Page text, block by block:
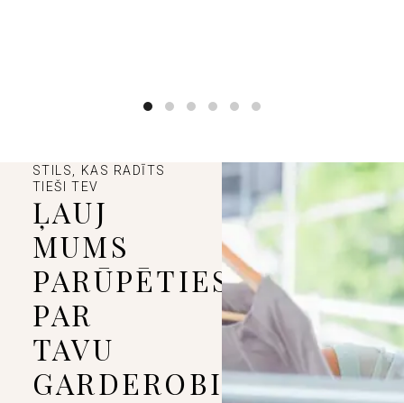
STILS, KAS RADĪTS
TIEŠI TEV
ĻAUJ
MUMS
PARŪPĒTIES
PAR
TAVU
GARDEROBI